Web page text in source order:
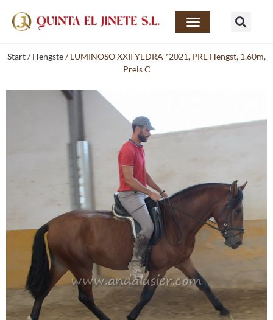
Start/Hengste/ LUMINOSO XXII YEDRA *2021, PRE Hengst, 1,60m,
Preis C